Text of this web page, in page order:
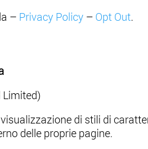
– Privacy Policy – Opt Out.
Limited)
di stili di
delle proprie pagine.